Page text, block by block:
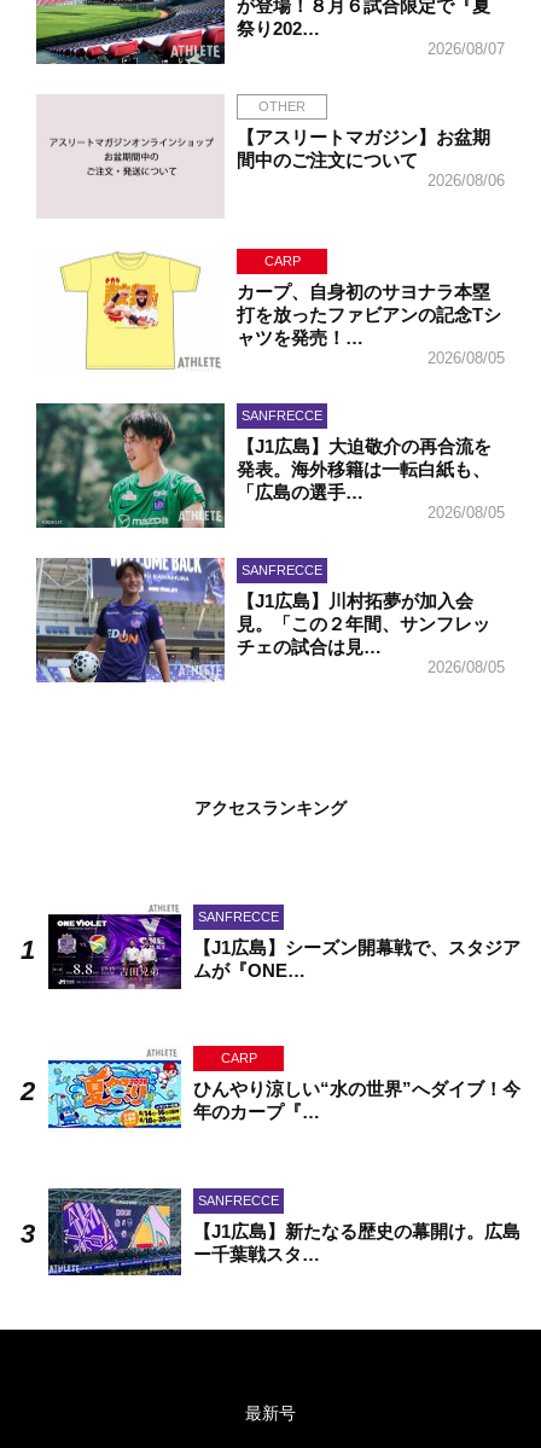
が登場！８月６試合限定で『夏
祭り202…
2026/08/07
OTHER
【アスリートマガジン】お盆期
間中のご注文について
2026/08/06
CARP
カープ、自身初のサヨナラ本塁
打を放ったファビアンの記念Tシ
ャツを発売！…
2026/08/05
SANFRECCE
【J1広島】大迫敬介の再合流を
発表。海外移籍は一転白紙も、
「広島の選手…
2026/08/05
SANFRECCE
【J1広島】川村拓夢が加入会
見。「この２年間、サンフレッ
チェの試合は見…
2026/08/05
アクセスランキング
SANFRECCE
【J1広島】シーズン開幕戦で、スタジア
ムが『ONE…
CARP
ひんやり涼しい“水の世界”へダイブ！今
年のカープ『…
SANFRECCE
【J1広島】新たなる歴史の幕開け。広島
ー千葉戦スタ…
最新号